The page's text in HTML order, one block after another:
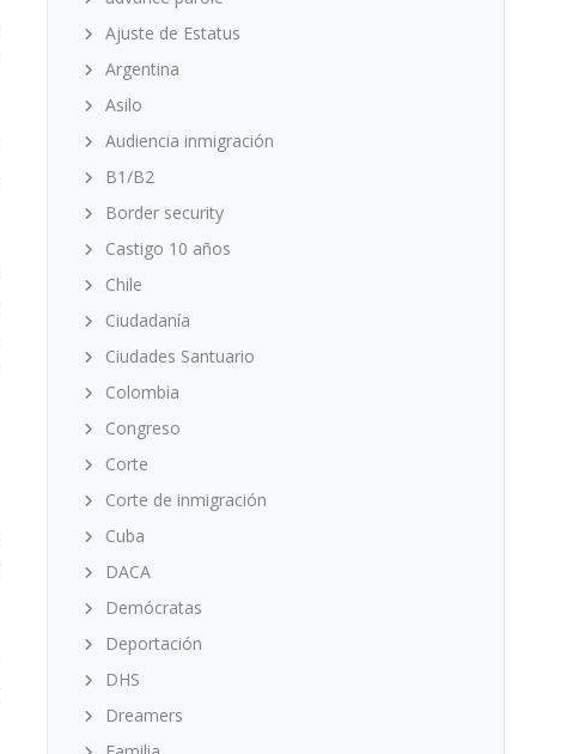
Ajuste de Estatus
Argentina
Asilo
Audiencia inmigración
B1/B2
Border security
Castigo 10 años
Chile
Ciudadanía
Ciudades Santuario
Colombia
Congreso
Corte
Corte de inmigración
Cuba
DACA
Demócratas
Deportación
DHS
Dreamers